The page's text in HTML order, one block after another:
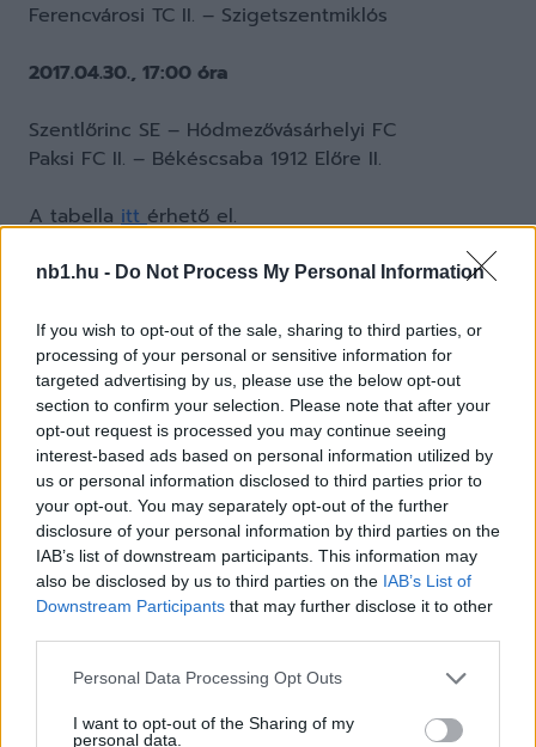
nb1.hu - Do Not Process My Personal Information
If you wish to opt-out of the sale, sharing to third parties, or
processing of your personal or sensitive information for
targeted advertising by us, please use the below opt-out
section to confirm your selection. Please note that after your
opt-out request is processed you may continue seeing
interest-based ads based on personal information utilized by
us or personal information disclosed to third parties prior to
your opt-out. You may separately opt-out of the further
disclosure of your personal information by third parties on the
IAB’s list of downstream participants. This information may
also be disclosed by us to third parties on the IAB’s List of
Downstream Participants that may further disclose it to other
Please note that this website/app uses one or more Google
not limited to your visit or usage behaviour. You may click to
Personal Data Processing Opt Outs
I want to opt-out of the Sharing of my
personal data.
Ferencvárosi TC II. – Szigetszentmiklós
2017.04.30., 17:00 óra
Szentlőrinc SE – Hódmezővásárhelyi FC
Paksi FC II. – Békéscsaba 1912 Előre II.
A tabella ittérhető el.
2017.04.28, 14:00 óra
Videoton FC II. – Kaposvári Rákóczi 1-3
2017.04.29, 17:00 óra
Csornai SE – VLS Veszprém
Hévíz SK – Érdi VSE
III. KER. TVE – Tarr Andráshida SC
Komárom VSE–Csepel FC
Diósd – ETO FC Győr
Puskás Akadémia FC II. – Sárvár FC